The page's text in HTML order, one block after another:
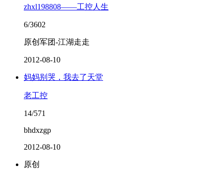
zhxl198808——工控人生
6/3602
原创军团-江湖走走
2012-08-10
妈妈别哭，我去了天堂
老工控
14/571
bhdxzgp
2012-08-10
原创